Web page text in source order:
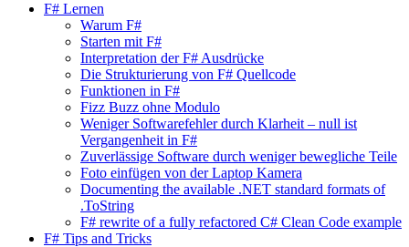
F# Lernen
Warum F#
Starten mit F#
Interpretation der F# Ausdrücke
Die Strukturierung von F# Quellcode
Funktionen in F#
Fizz Buzz ohne Modulo
Weniger Softwarefehler durch Klarheit – null ist
Vergangenheit in F#
Zuverlässige Software durch weniger bewegliche Teile
Foto einfügen von der Laptop Kamera
Documenting the available .NET standard formats of
.ToString
F# rewrite of a fully refactored C# Clean Code example
F# Tips and Tricks